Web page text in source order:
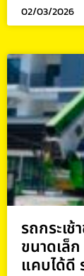
02/03/2026
รถกระเช้
ขนาดเล็
แคบได้ดี